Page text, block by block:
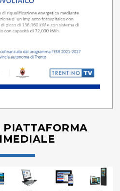
PIATTAFORMA